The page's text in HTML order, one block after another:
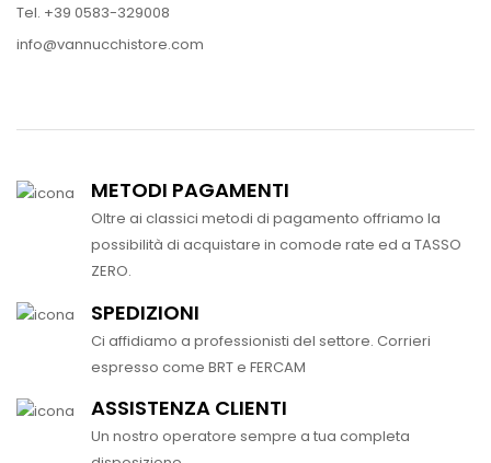
Tel. +39 0583-329008
info@vannucchistore.com
METODI PAGAMENTI
Oltre ai classici metodi di pagamento offriamo la
possibilità di acquistare in comode rate ed a TASSO
ZERO.
SPEDIZIONI
Ci affidiamo a professionisti del settore. Corrieri
espresso come BRT e FERCAM
ASSISTENZA CLIENTI
Un nostro operatore sempre a tua completa